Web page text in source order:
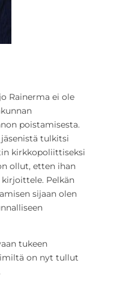
Rainerma ei ole
poistamisesta.
tulkitsi
kirkkopoliittiseksi
ollut, etten ihan
Pelkän
sijaan olen
tukeen
on nyt tullut